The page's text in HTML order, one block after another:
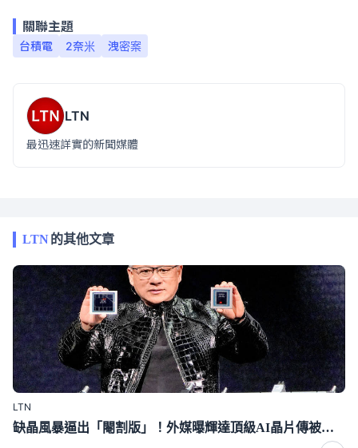
關聯主題
台積電 2奈米 洩密案
LTN
最迅速詳實的新聞媒體
LTN的其他文章
LTN
缺晶風暴逼出「閹割版」！外媒曝輝達頂級AI晶片傳被迫降規